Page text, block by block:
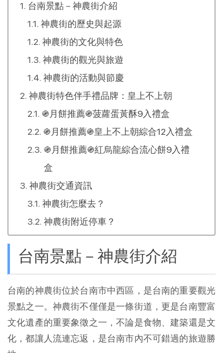
台南景點－神農街介紹
神農街的歷史與起源
神農街的文化與特色
神農街的觀光與旅遊
神農街的活動與節慶
神農街特色伴手禮品牌：皇上不上朝
֍月餅推薦֍菠蘿蛋黃酥9入禮盒
֍月餅推薦֍皇上不上朝綜合12入禮盒
֍月餅推薦֍紅烏龍綜合流心餅9入禮
盒
神農街交通資訊
神農街怎麼去？
神農街附近停車？
台南景點－神農街介紹
台南的神農街位於台南市中西區，是台南的重要觀光
景點之一。神農街不僅僅是一條街道，更是台南豐富
文化遺產的重要象徵之一，不論是食物、建築還是文
化，都讓人流連忘返，是台南市內不可錯過的旅遊勝